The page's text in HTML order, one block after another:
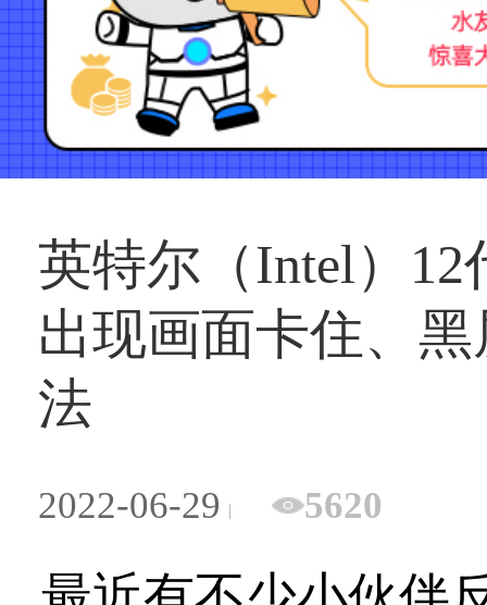
英特尔（Intel）
出现画面卡住、
法
2022-06-29 5620